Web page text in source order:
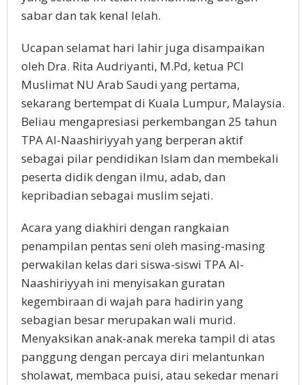
sabar dan tak kenal lelah.
Ucapan selamat hari lahir juga disampaikan
oleh Dra. Rita Audriyanti, M.Pd, ketua PCI
Muslimat NU Arab Saudi yang pertama,
sekarang bertempat di Kuala Lumpur, Malaysia.
Beliau mengapresiasi perkembangan 25 tahun
TPA Al-Naashiriyyah yang berperan aktif
sebagai pilar pendidikan Islam dan membekali
peserta didik dengan ilmu, adab, dan
kepribadian sebagai muslim sejati.
Acara yang diakhiri dengan rangkaian
penampilan pentas seni oleh masing-masing
perwakilan kelas dari siswa-siswi TPA Al-
Naashiriyyah ini menyisakan guratan
kegembiraan di wajah para hadirin yang
sebagian besar merupakan wali murid.
Menyaksikan anak-anak mereka tampil di atas
panggung dengan percaya diri melantunkan
sholawat, membaca puisi, atau sekedar menari